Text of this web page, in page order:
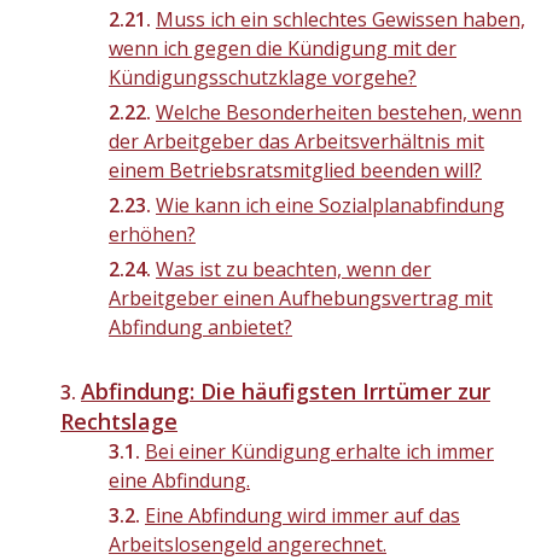
Muss ich ein schlechtes Gewissen haben,
wenn ich gegen die Kündigung mit der
Kündigungsschutzklage vorgehe?
Welche Besonderheiten bestehen, wenn
der Arbeitgeber das Arbeitsverhältnis mit
einem Betriebsratsmitglied beenden will?
Wie kann ich eine Sozialplanabfindung
erhöhen?
Was ist zu beachten, wenn der
Arbeitgeber einen Aufhebungsvertrag mit
Abfindung anbietet?
Abfindung: Die häufigsten Irrtümer zur
Rechtslage
Bei einer Kündigung erhalte ich immer
eine Abfindung.
Eine Abfindung wird immer auf das
Arbeitslosengeld angerechnet.